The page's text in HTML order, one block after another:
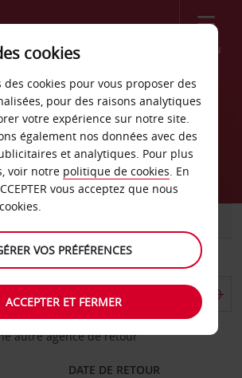
Menu
de voiture
autre agence de retour
DATE DE RETOUR
cookies
cookies pour vous proposer des
pour des raisons analytiques
votre expérience sur notre site.
également nos données avec des
et analytiques. Pour plus
voir notre politique de cookies. En
vous acceptez que nous
VOS PRÉFÉRENCES
ACCEPTER ET FERMER